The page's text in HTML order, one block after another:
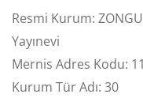
Resmi Kurum:
Yayınevi
Mernis Adres Kodu:
Kurum Tür Adı: 30